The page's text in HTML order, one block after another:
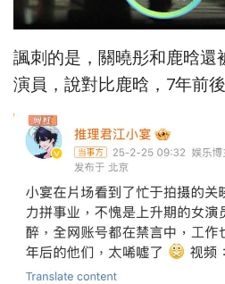
諷刺的是，關曉彤和鹿晗還
演員，說對比鹿晗，7年前